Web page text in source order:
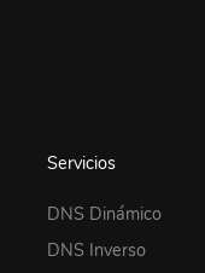
Servicios
DNS Dinámico
DNS Inverso